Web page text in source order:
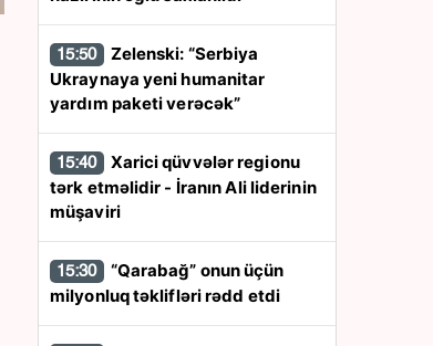
15:50
Ukraynaya yeni humanitar
yardım paketi verəcək”
15:40
tərk etməlidir - İranın Ali liderinin
müşaviri
15:30
milyonluq təklifləri rədd etdi